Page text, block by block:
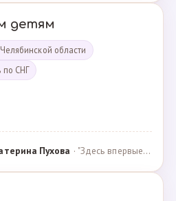
детям
области
по СНГ
Пухова · "Здесь впервые поверили в моего сына и подарили над… · 09.09.2019